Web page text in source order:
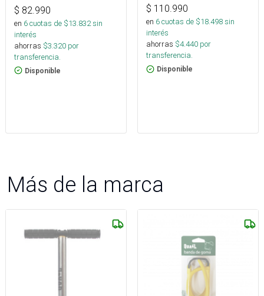
$ 82.990
en 6cuotas de $13.832sin
interés
ahorras $3.320 por
transferencia.
Disponible
$ 110.990
en 6cuotas de $18.498sin
interés
ahorras $4.440 por
transferencia.
Disponible
Más de la marca